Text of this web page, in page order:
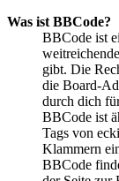
Was ist BBCode?
BBCode ist
gibt. Die
die Board-
durch dich
BBCode ist
Tags von
Klammern
BBCode